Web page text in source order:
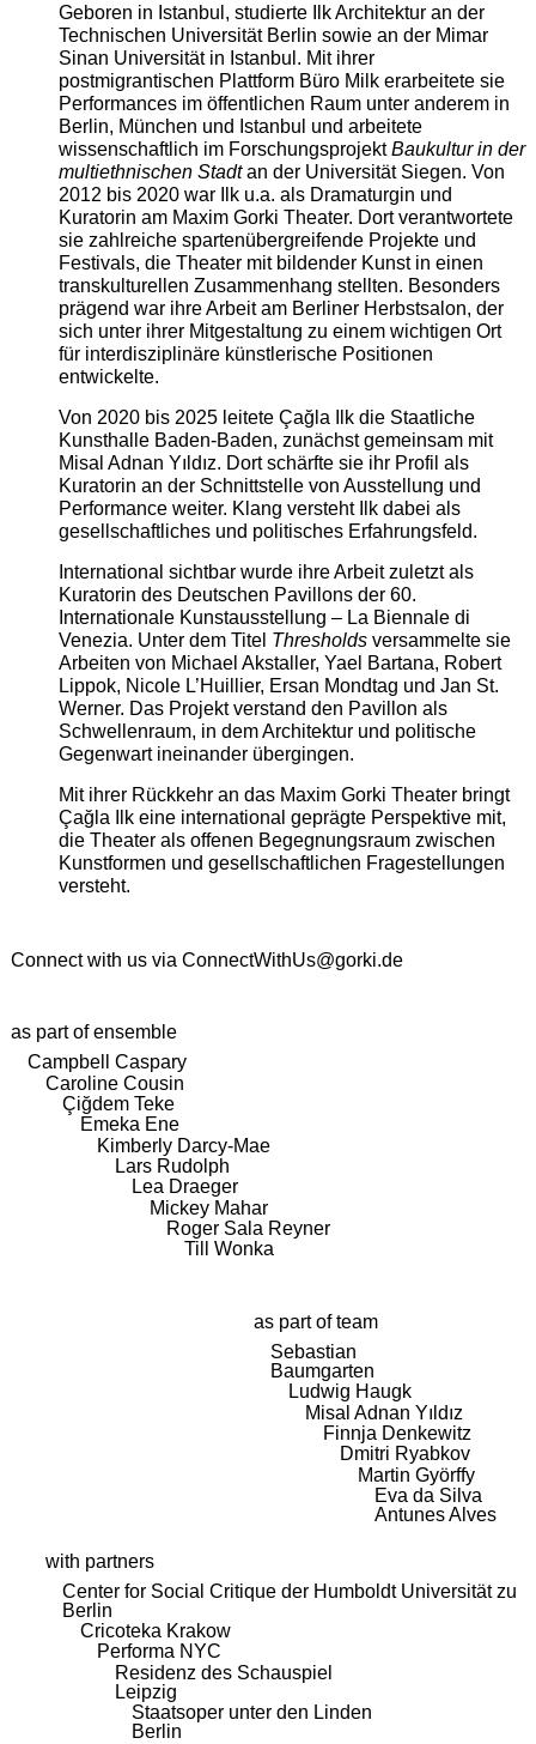
Geboren in Istanbul, studierte Ilk Architektur an der
Technischen Universität Berlin sowie an der Mimar
Sinan Universität in Istanbul. Mit ihrer
postmigrantischen Plattform Büro Milk erarbeitete sie
Performances im öffentlichen Raum unter anderem in
Berlin, München und Istanbul und arbeitete
wissenschaftlich im ForschungsprojektBaukultur in der
multiethnischen Stadtan der Universität Siegen. Von
2012 bis 2020 war Ilk u.a. als Dramaturgin und
Kuratorin am Maxim Gorki Theater. Dort verantwortete
sie zahlreiche spartenübergreifende Projekte und
Festivals, die Theater mit bildender Kunst in einen
transkulturellen Zusammenhang stellten. Besonders
prägend war ihre Arbeit am Berliner Herbstsalon, der
sich unter ihrer Mitgestaltung zu einem wichtigen Ort
für interdisziplinäre künstlerische Positionen
entwickelte.
Von 2020 bis 2025 leitete Çağla Ilk die Staatliche
Kunsthalle Baden-Baden, zunächst gemeinsam mit
Misal Adnan Yıldız. Dort schärfte sie ihr Profil als
Kuratorin an der Schnittstelle von Ausstellung und
Performance weiter. Klang versteht Ilk dabei als
gesellschaftliches und politisches Erfahrungsfeld.
International sichtbar wurde ihre Arbeit zuletzt als
Kuratorin des Deutschen Pavillons der 60.
Internationale Kunstausstellung – La Biennale di
Venezia. Unter dem Titel Thresholdsversammelte sie
Arbeiten von Michael Akstaller, Yael Bartana, Robert
Lippok, Nicole L’Huillier, Ersan Mondtag und Jan St.
Werner. Das Projekt verstand den Pavillon als
Schwellenraum, in dem Architektur und politische
Gegenwart ineinander übergingen.
Mit ihrer Rückkehr an das Maxim Gorki Theater bringt
Çağla Ilk eine international geprägte Perspektive mit,
die Theater als offenen Begegnungsraum zwischen
Kunstformen und gesellschaftlichen Fragestellungen
versteht.
Connect with us via ConnectWithUs@gorki.de
as part of ensemble
Campbell Caspary
Caroline Cousin
Çiğdem Teke
Emeka Ene
Kimberly Darcy-Mae
Lars Rudolph
Lea Draeger
Mickey Mahar
Roger Sala Reyner
Till Wonka
as part of team
Sebastian
Baumgarten
Ludwig Haugk
Misal Adnan Yıldız
Finnja Denkewitz
Dmitri Ryabkov
Martin Györffy
Eva da Silva
Antunes Alves
with partners
Center for Social Critique der Humboldt Universität zu
Berlin
Cricoteka Krakow
Performa NYC
Residenz des Schauspiel
Leipzig
Staatsoper unter den Linden
Berlin